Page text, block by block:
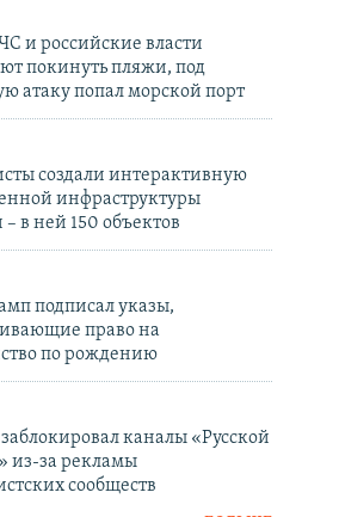
и российские власти
покинуть пляжи, под
атаку попал морской порт
создали интерактивную
инфраструктуры
– в ней 150 объектов
подписал указы,
право на
по рождению
каналы «Русской
из-за рекламы
сообществ